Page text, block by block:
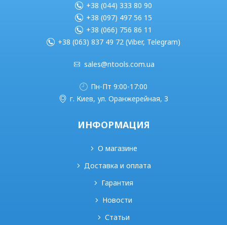
+38 (044) 333 80 90
+38 (097) 497 56 15
+38 (066) 756 86 11
+38 (063) 837 49 72 (Viber, Telegram)
sales@ntools.com.ua
Пн-Пт 9:00-17:00
г. Киев, ул. Оранжерейная, 3
ИНФОРМАЦИЯ
О магазине
Доставка и оплата
Гарантия
Новости
Статьи